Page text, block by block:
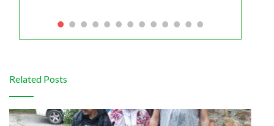
Related Posts